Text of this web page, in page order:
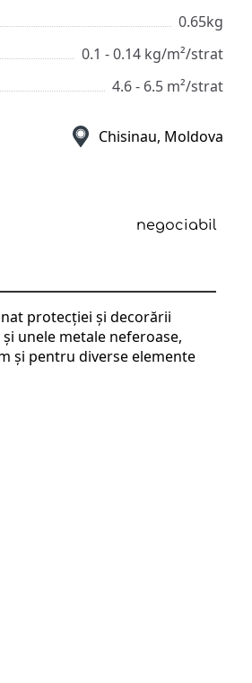
0.65kg
0.1 - 0.14 kg/m²/strat
4.6 - 6.5 m²/strat
Chisinau, Moldova
negociabil
protecției și decorării
unele metale neferoase,
și pentru diverse elemente